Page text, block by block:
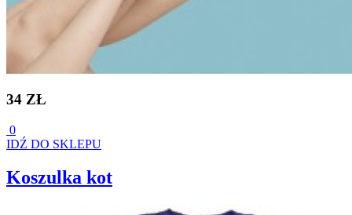
34 ZŁ
0
IDŹ DO SKLEPU
Koszulka kot